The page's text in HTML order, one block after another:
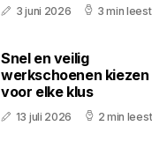
3 juni 2026 3 min
Snel en veilig
werkschoenen kiezen
voor elke klus
13 juli 2026 2 min